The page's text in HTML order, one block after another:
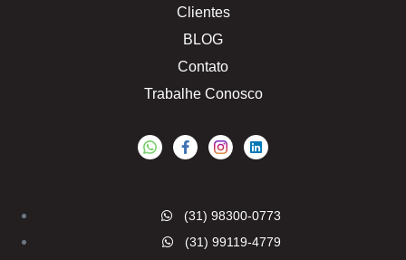
Clientes
BLOG
Contato
Trabalhe Conosco
(31) 98300-0773
(31) 99119-4779